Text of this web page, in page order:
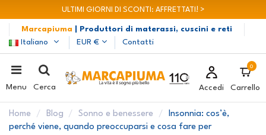
ULTIMI GIORNI DI SCONTI: AFFRETTATI! >
Marcapiuma
| Produttori di materassi, cuscini e reti
Italiano
EUR € Contatti
Menu Cerca Accedi
0
Carrello
Home Blog Sonno e benessere
Insonnia: cos’è,
perché viene, quando preoccuparsi e cosa fare per